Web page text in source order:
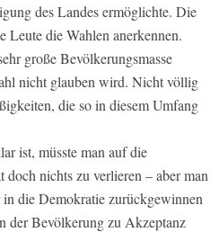
des Landes ermöglichte. Die
Leute die Wahlen anerkennen.
große Bevölkerungsmasse
nicht glauben wird. Nicht völlig
die so in diesem Umfang
ist, müsste man auf die
nichts zu verlieren – aber man
die Demokratie zurückgewinnen
der Bevölkerung zu Akzeptanz